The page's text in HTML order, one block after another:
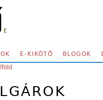
E-KIKÖTŐ BLOGOK